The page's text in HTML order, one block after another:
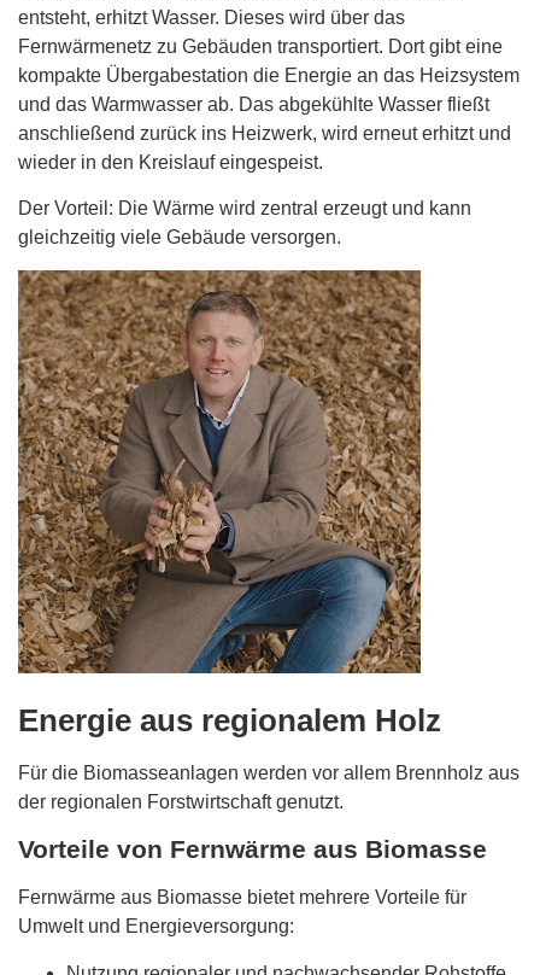
entsteht, erhitzt Wasser. Dieses wird über das
Fernwärmenetz zu Gebäuden transportiert. Dort gibt eine
kompakte Übergabestation die Energie an das Heizsystem
und das Warmwasser ab. Das abgekühlte Wasser fließt
anschließend zurück ins Heizwerk, wird erneut erhitzt und
wieder in den Kreislauf eingespeist.
Der Vorteil: Die Wärme wird zentral erzeugt und kann
gleichzeitig viele Gebäude versorgen.
Energie aus regionalem Holz
Für die Biomasseanlagen werden vor allem Brennholz aus
der regionalen Forstwirtschaft genutzt.
Vorteile von Fernwärme aus Biomasse
Fernwärme aus Biomasse bietet mehrere Vorteile für
Umwelt und Energieversorgung: